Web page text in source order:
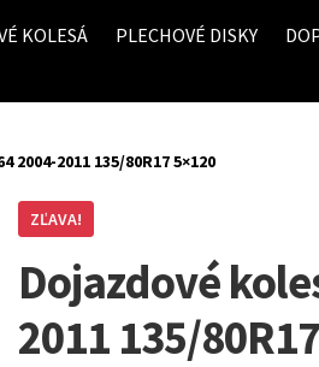
KOLESÁ PLECHOVÉ DISKY
2004-2011 135/80R17 5×120
ZĽAVA!
Dojazdové
2011 135/